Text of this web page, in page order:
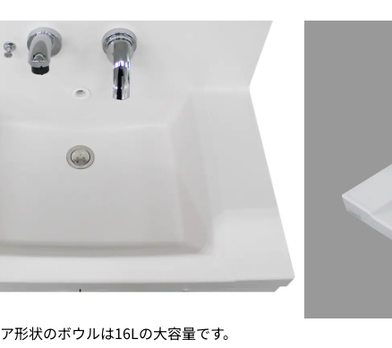
形状のボウルは16Lの大容量です。